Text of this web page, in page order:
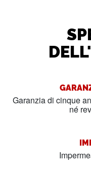
Garanzia di cinque
né